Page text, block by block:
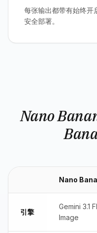
每张输出都带有始终开
安全部署。
Nano
Nano
引擎
Gemini 3.1
Image